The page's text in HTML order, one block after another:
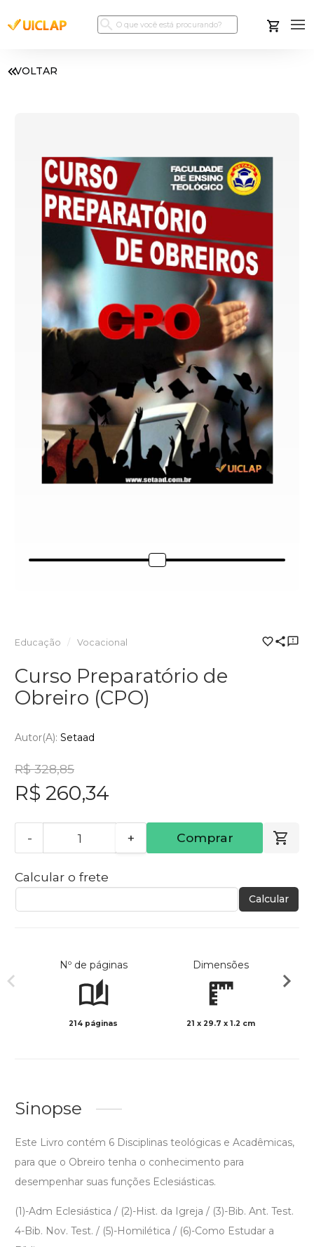
VOLTAR
Educação Vocacional
Curso Preparatório de
Obreiro (CPO)
Autor(a): Setaad
R$ 328,85
R$ 260,34
- + Comprar
Calcular o frete
Calcular
Nº de páginas
214 páginas
Dimensões
21 x 29.7 x 1.2 cm
Sinopse
Este Livro contém 6 Disciplinas teológicas e Acadêmicas,
para que o Obreiro tenha o conhecimento para
desempenhar suas funções Eclesiásticas.
(1)-Adm Eclesiástica / (2)-Hist. da Igreja / (3)-Bib. Ant. Test.
4-Bib. Nov. Test. / (5)-Homilética / (6)-Como Estudar a